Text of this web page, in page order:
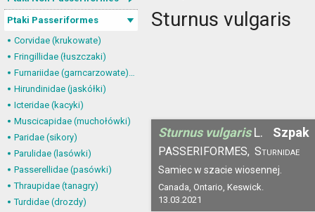
Ptaki Passeriformes
Corvidae (krukowate)
Fringillidae (łuszczaki)
Furnariidae (garncarzowate) i Dendrocolaptidae (tęgosterowate)
Hirundinidae (jaskółki)
Icteridae (kacyki)
Muscicapidae (muchołówki)
Paridae (sikory)
Parulidae (lasówki)
Passerellidae (pasówki)
Thraupidae (tanagry)
Turdidae (drozdy)
Sturnus vulgaris
Sturnus vulgaris L. Szpak
PASSERIFORMES, Sturnidae
Samiec w szacie wiosennej.
Canada, Ontario, Keswick.
13.03.2021